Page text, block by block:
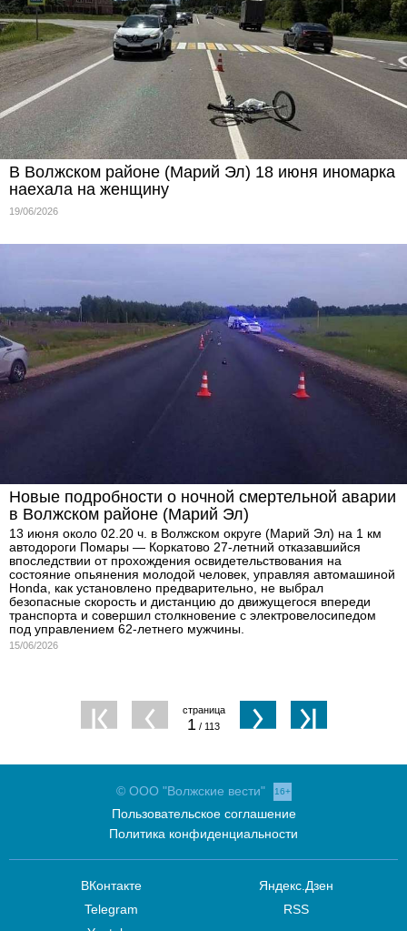
В Волжском районе (Марий Эл) 18 июня иномарка
наехала на женщину
19/06/2026
Новые подробности о ночной смертельной аварии
в Волжском районе (Марий Эл)
13 июня около 02.20 ч. в Волжском округе (Марий Эл) на 1 км
автодороги Помары — Коркатово 27-летний отказавшийся
впоследствии от прохождения освидетельствования на
состояние опьянения молодой человек, управляя автомашиной
Honda, как установлено предварительно, не выбрал
безопасные скорость и дистанцию до движущегося впереди
транспорта и совершил столкновение с электровелосипедом
под управлением 62-летнего мужчины.
15/06/2026
1 / 113
© ООО "Волжские вести" 16+
Пользовательское соглашение
Политика конфиденциальности
ВКонтакте
Telegram
Яндекс.Дзен
RSS